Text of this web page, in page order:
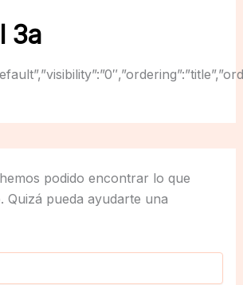
3a
podido encontrar lo que
Quizá pueda ayudarte una